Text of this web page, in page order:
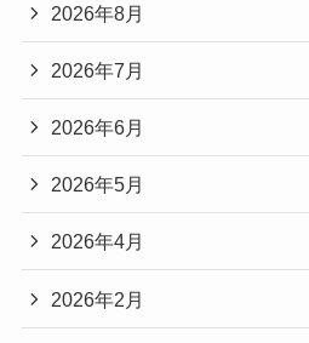
2026年8月
2026年7月
2026年6月
2026年5月
2026年4月
2026年2月